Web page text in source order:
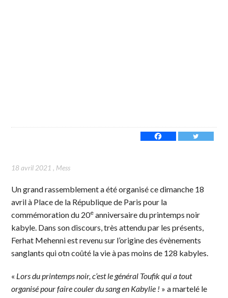
18 avril 2021 , Mess
Un grand rassemblement a été organisé ce dimanche 18
avril à Place de la République de Paris pour la
commémoration du 20e anniversaire du printemps noir
kabyle. Dans son discours, très attendu par les présents,
Ferhat Mehenni est revenu sur l’origine des évènements
sanglants qui otn coûté la vie à pas moins de 128 kabyles.
« Lors du printemps noir, c’est le général Toufik qui a tout
organisé pour faire couler du sang en Kabylie ! » a martelé le